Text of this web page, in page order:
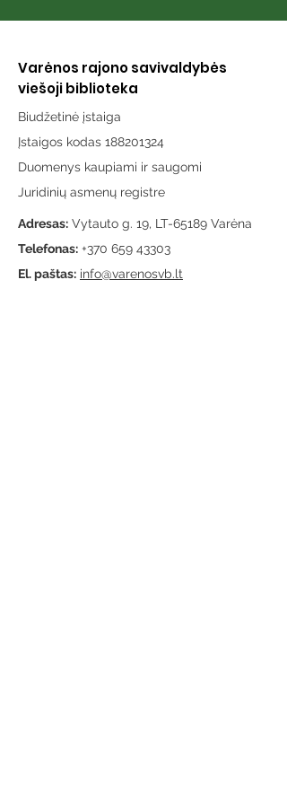
Varėnos rajono savivaldybės
viešoji biblioteka
Biudžetinė įstaiga
Įstaigos kodas 188201324
Duomenys kaupiami ir saugomi
Juridinių asmenų registre
Adresas: Vytauto g. 19, LT-65189 Varėna
Telefonas: +370 659 43303
El. paštas: info@varenosvb.lt